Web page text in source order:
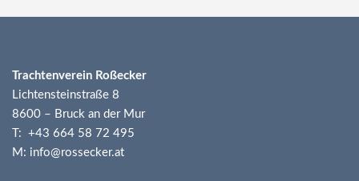
Trachtenverein Roßecker
Lichtensteinstraße 8
8600 – Bruck an der Mur
T: +43 664 58 72 495
M: info@rossecker.at